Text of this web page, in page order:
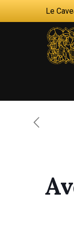
Le